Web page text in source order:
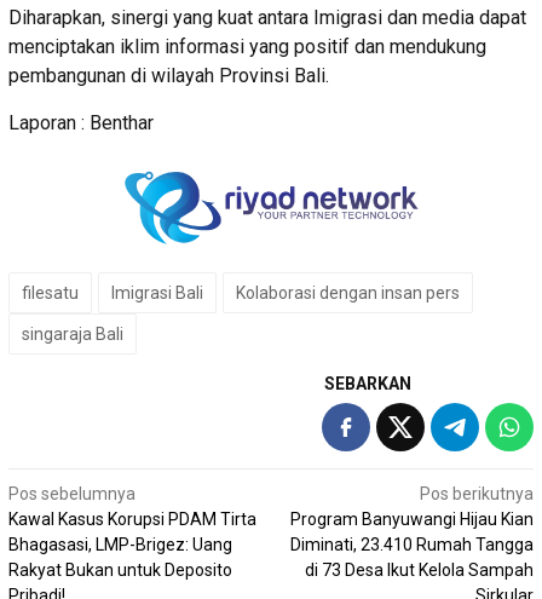
Diharapkan, sinergi yang kuat antara Imigrasi dan media dapat
menciptakan iklim informasi yang positif dan mendukung
pembangunan di wilayah Provinsi Bali.
Laporan : Benthar
filesatu Imigrasi Bali Kolaborasi dengan insan pers
singaraja Bali
SEBARKAN
Navigasi
pos
Pos sebelumnya
Kawal Kasus Korupsi PDAM Tirta
Bhagasasi, LMP-Brigez: Uang
Rakyat Bukan untuk Deposito
Pribadi!
Pos berikutnya
Program Banyuwangi Hijau Kian
Diminati, 23.410 Rumah Tangga
di 73 Desa Ikut Kelola Sampah
Sirkular